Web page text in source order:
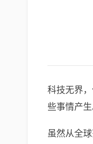
科技无界
些事情产生
虽然从全